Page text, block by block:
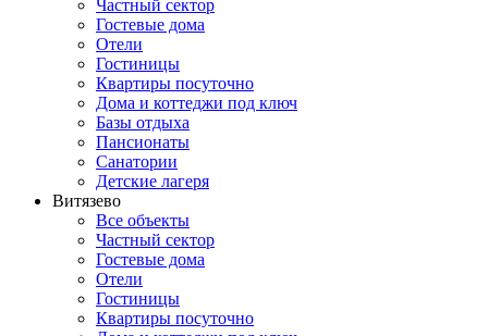
Частный сектор
Гостевые дома
Отели
Гостиницы
Квартиры посуточно
Дома и коттеджи под ключ
Базы отдыха
Пансионаты
Санатории
Детские лагеря
Витязево
Все объекты
Частный сектор
Гостевые дома
Отели
Гостиницы
Квартиры посуточно